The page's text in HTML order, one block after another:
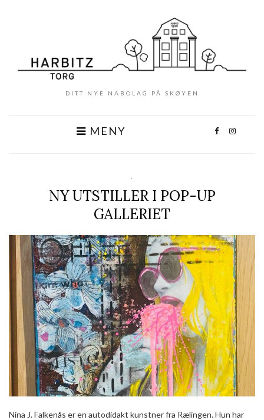
DITT NYE NABOLAG PÅ SKØYEN
MENY
NY UTSTILLER I POP-UP
GALLERIET
Nina J. Falkenås er en autodidakt kunstner fra Rælingen. Hun har